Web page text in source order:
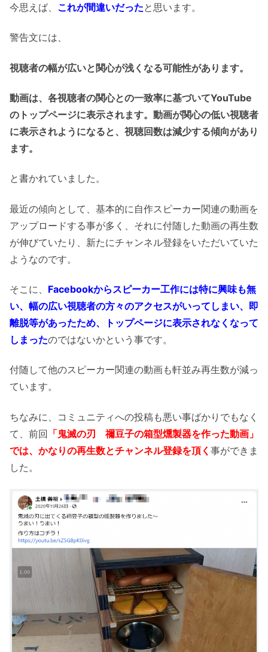
今思えば、 これが間違いだったと思います。
警告文には、
視聴者の幅が広いと関心が浅くなる可能性があります。
動画は、各視聴者の関心との一致率に基づいてYouTube
のトップページに表示されます。動画が関心の低い視聴者
に表示されようになると、視聴回数は減少する傾向があり
ます。
と書かれていました。
最近の傾向として、基本的に自作スピーカー関連の動画を
アップロードする事が多く、それに付随した動画の再生数
が伸びていたり、新たにチャンネル登録をいただいていた
ようなのです。
そこに、 Facebookからスピーカー工作には特に興味も無
い、幅の広い視聴者の方々のアクセスがいってしまい、即
離脱等があったため、トップページに表示されなくなって
しまったのではないかという事です。
付随して他のスピーカー関連の動画も軒並み再生数が減っ
ています。
ちなみに、コミュニティへの投稿も悪い事ばかりでもなく
て、前回 「鬼滅の刃 禰豆子の箱型燻製器を作った動画」
では、かなりの再生数とチャンネル登録を頂く 事ができま
した。